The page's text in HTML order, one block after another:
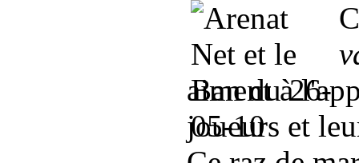
aiment à
joueurs et